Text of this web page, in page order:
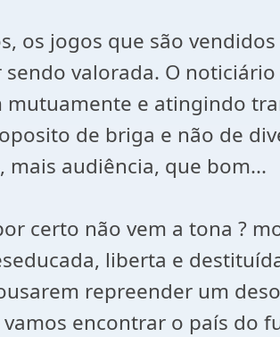
os jogos que são
sendo valorada. O
e atingindo
de briga e não de
audiência, que bom...
certo não vem a tona ?
liberta e
repreender um
encontrar o país do